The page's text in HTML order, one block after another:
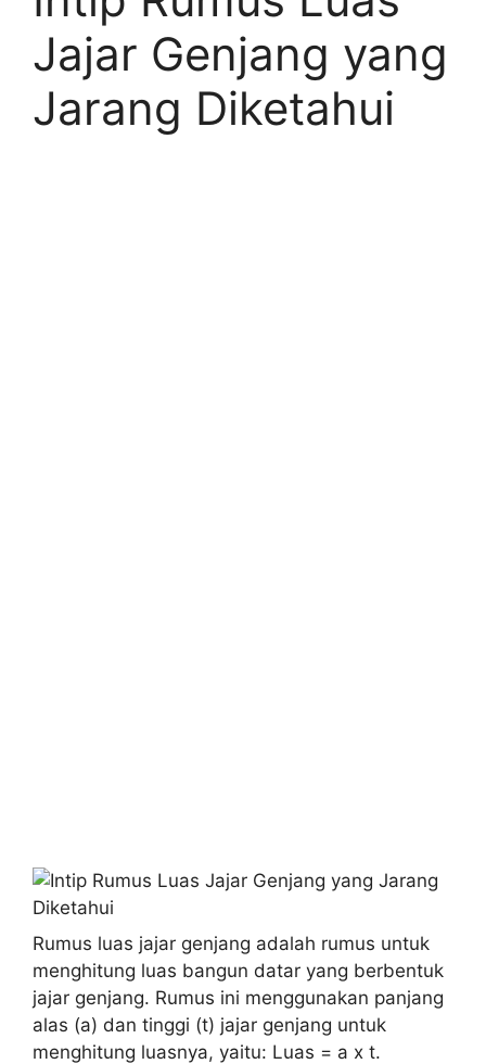
Jajar Genjang yang
Jarang Diketahui
Rumus luas jajar genjang adalah rumus untuk
menghitung luas bangun datar yang berbentuk
jajar genjang. Rumus ini menggunakan panjang
alas (a) dan tinggi (t) jajar genjang untuk
menghitung luasnya, yaitu: Luas = a x t.